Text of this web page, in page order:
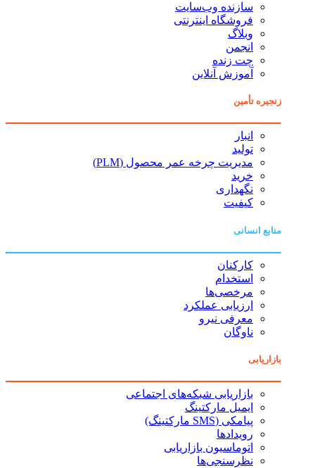
سازنده وب‌سایت
فروشگاه اینترنتی
وبلاگ
انجمن
چت زنده
آموزش آنلاین
زنجیره تأمین
انبار
تولید
مدیریت چرخه عمر محصول (PLM)
خرید
نگهداری
کیفیت
منابع انسانی
کارکنان
استخدام
مرخصی‌ها
ارزیابی عملکرد
معرفی نیرو
ناوگان
بازاریابی
بازاریابی شبکه‌های اجتماعی
ایمیل مارکتینگ
پیامکی (SMS مارکتینگ)
رویدادها
اتوماسیون بازاریابی
نظرسنجی‌ها